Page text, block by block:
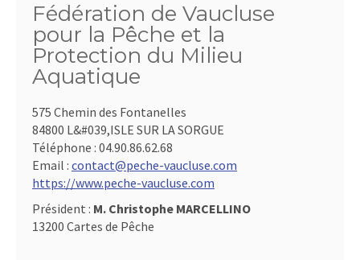
Fédération de Vaucluse
pour la Pêche et la
Protection du Milieu
Aquatique
575 Chemin des Fontanelles
84800 L&#039,ISLE SUR LA SORGUE
Téléphone : 04.90.86.62.68
Email : contact@peche-vaucluse.com
https://www.peche-vaucluse.com
Président : M. Christophe MARCELLINO
13200 Cartes de Pêche